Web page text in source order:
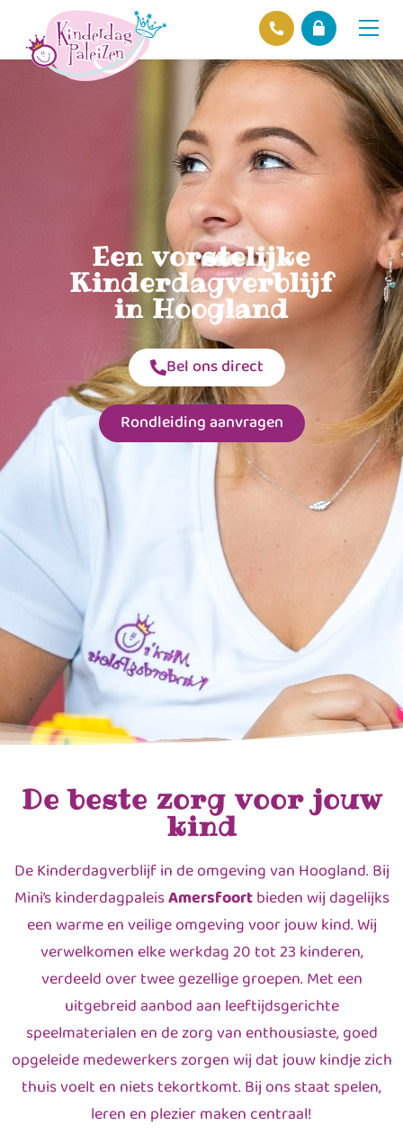
Een vorstelijke
Kinderdagverblijf
in Hoogland
Bel ons direct
Rondleiding aanvragen
De beste zorg voor jouw
kind
De Kinderdagverblijf in de omgeving van Hoogland. Bij
Mini’s kinderdagpaleisAmersfoortbieden wij dagelijks
een warme en veilige omgeving voor jouw kind. Wij
verwelkomen elke werkdag 20 tot 23 kinderen,
verdeeld over twee gezellige groepen. Met een
uitgebreid aanbod aan leeftijdsgerichte
speelmaterialen en de zorg van enthousiaste, goed
opgeleide medewerkers zorgen wij dat jouw kindje zich
thuis voelt en niets tekortkomt. Bij ons staat spelen,
leren en plezier maken centraal!